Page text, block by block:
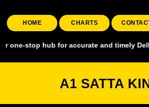
HOME CHARTS
hub for accurate and timely Delhi
A1 SATTA